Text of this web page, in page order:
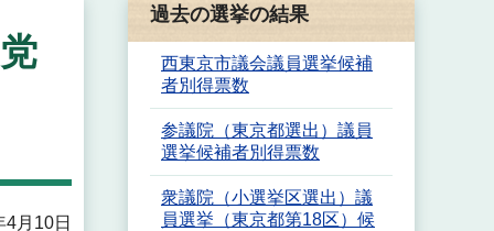
月10日
過去の選挙の結果
西東京市議会議員選挙候補
者別得票数
参議院（東京都選出）議員
選挙候補者別得票数
衆議院（小選挙区選出）議
員選挙（東京都第18区）候